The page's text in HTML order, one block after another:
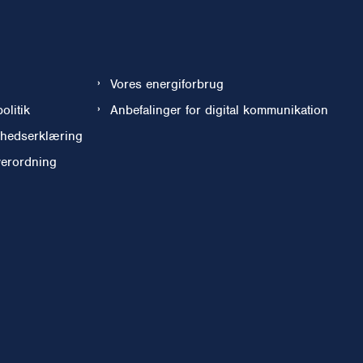
Vores energiforbrug
Anbefalinger for digital kommunikation